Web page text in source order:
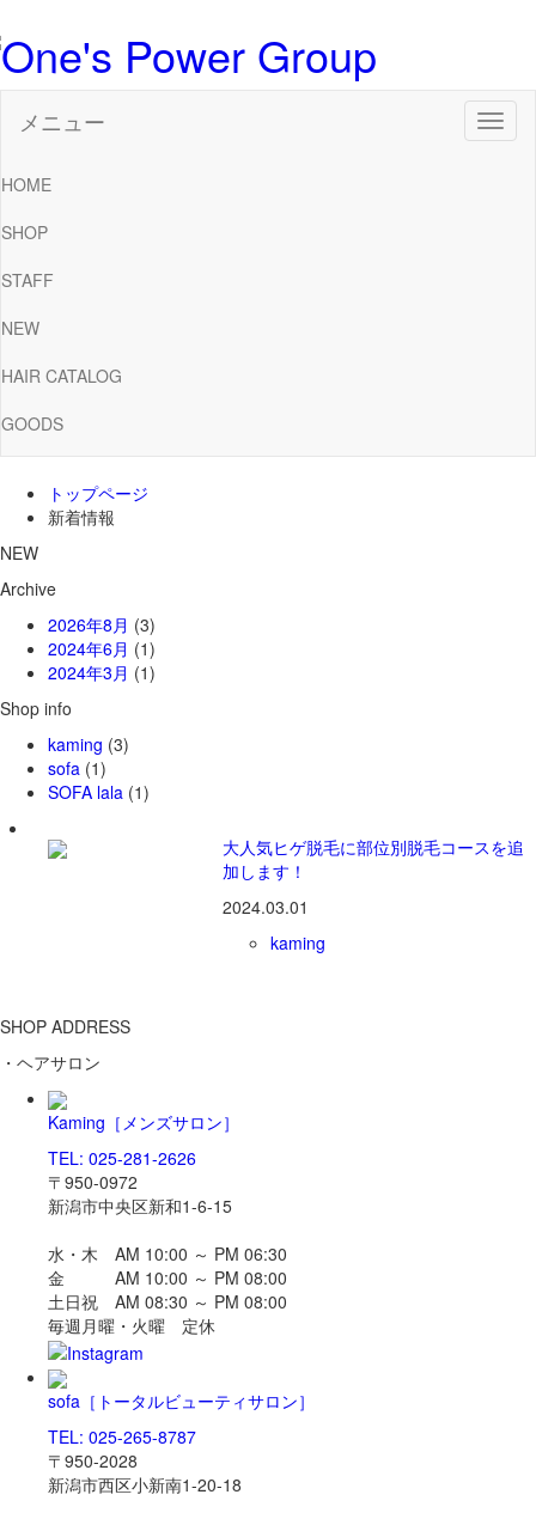
メニュー
HOME
SHOP
STAFF
NEW
HAIR CATALOG
GOODS
トップページ
新着情報
NEW
Archive
2026年8月 (3)
2024年6月 (1)
2024年3月 (1)
Shop info
kaming (3)
sofa (1)
SOFA lala (1)
大人気ヒゲ脱毛に部位別脱毛コースを追
加します！
2024.03.01
kaming
SHOP ADDRESS
・ヘアサロン
Kaming ［メンズサロン］
TEL: 025-281-2626
〒950-0972
新潟市中央区新和1-6-15
水・木 AM 10:00 ～ PM 06:30
金 AM 10:00 ～ PM 08:00
土日祝 AM 08:30 ～ PM 08:00
毎週月曜・火曜 定休
sofa ［トータルビューティサロン］
TEL: 025-265-8787
〒950-2028
新潟市西区小新南1-20-18